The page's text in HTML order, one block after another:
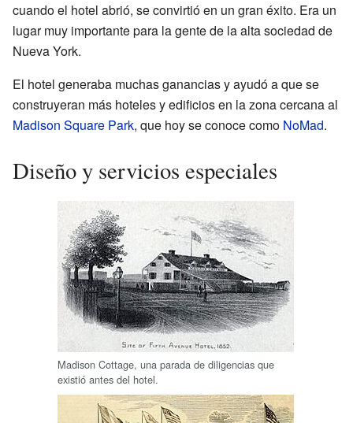
cuando el hotel abrió, se convirtió en un gran éxito. Era un
lugar muy importante para la gente de la alta sociedad de
Nueva York.
El hotel generaba muchas ganancias y ayudó a que se
construyeran más hoteles y edificios en la zona cercana al
Madison Square Park, que hoy se conoce como NoMad.
Diseño y servicios especiales
Madison Cottage, una parada de diligencias que
existió antes del hotel.